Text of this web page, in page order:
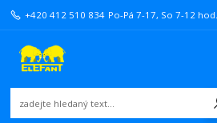
+420 412 510 834 Po-Pá 7-17, So 7-12 hod.